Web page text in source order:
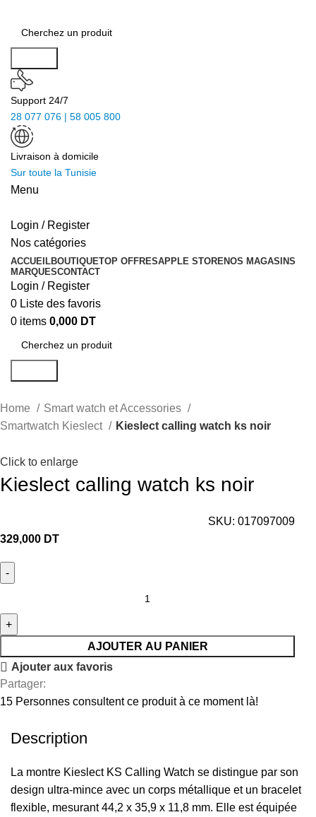
Support 24/7
28 077 076 | 58 005 800
Livraison à domicile
Sur toute la Tunisie
Menu
Login / Register
Nos catégories
ACCUEILBOUTIQUETOP OFFRESAPPLE STORENOS MAGASINS
MARQUESCONTACT
Login / Register
0 Liste des favoris
0 items 0,000 DT
Home
Smart watch et Accessories
Smartwatch Kieslect
Kieslect calling watch ks noir
Click to enlarge
Kieslect calling watch ks noir
SKU:017097009
329,000 DT
AJOUTER AU PANIER
Ajouter aux favoris
Partager:
15 Personnes consultent ce produit à ce moment là!
Description
La montre Kieslect KS Calling Watch se distingue par son
design ultra-mince avec un corps métallique et un bracelet
flexible, mesurant 44,2 x 35,9 x 11,8 mm. Elle est équipée